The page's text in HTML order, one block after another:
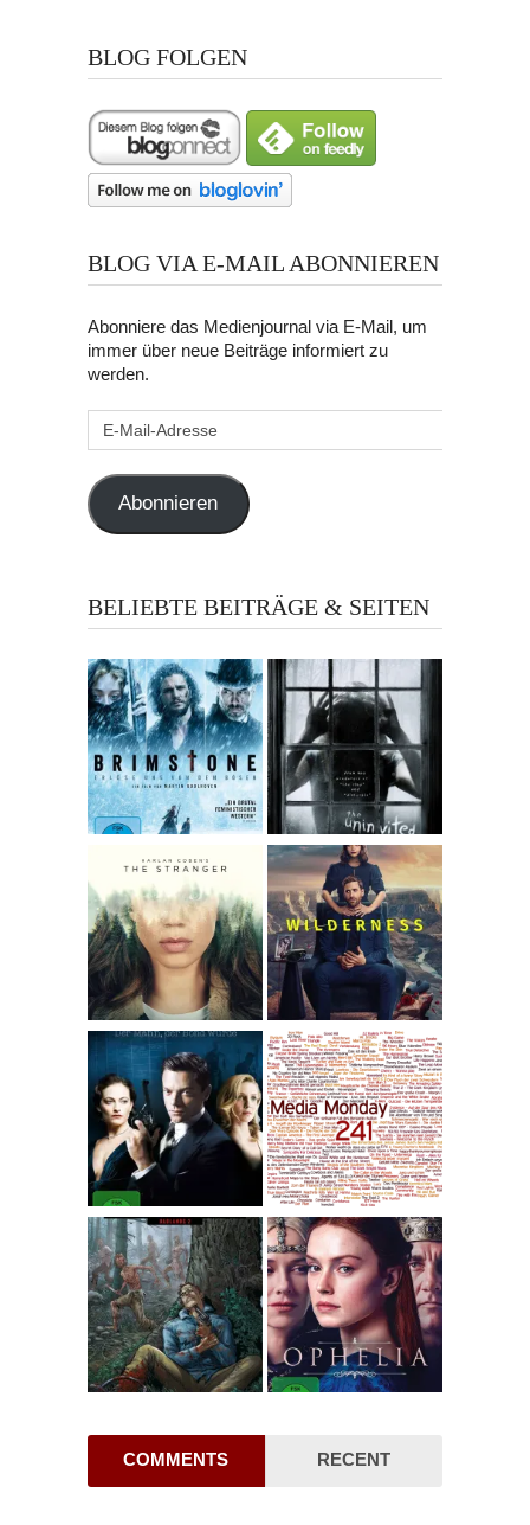
BLOG FOLGEN
BLOG VIA E-MAIL ABONNIEREN
Abonniere das Medienjournal via E-Mail, um
immer über neue Beiträge informiert zu
werden.
Abonnieren
BELIEBTE BEITRÄGE & SEITEN
COMMENTS RECENT